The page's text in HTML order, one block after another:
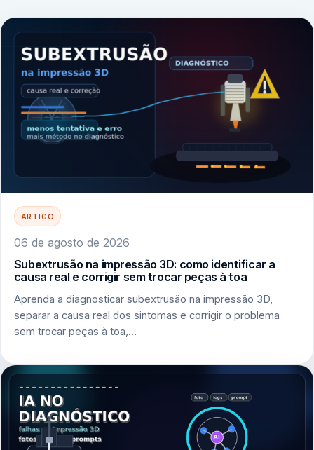
ARTIGO
06 de agosto de 2026
Subextrusão na impressão 3D: como identificar a
causa real e corrigir sem trocar peças à toa
Aprenda a diagnosticar subextrusão na impressão 3D,
separar a causa real dos sintomas e corrigir o problema
sem trocar peças à toa,…